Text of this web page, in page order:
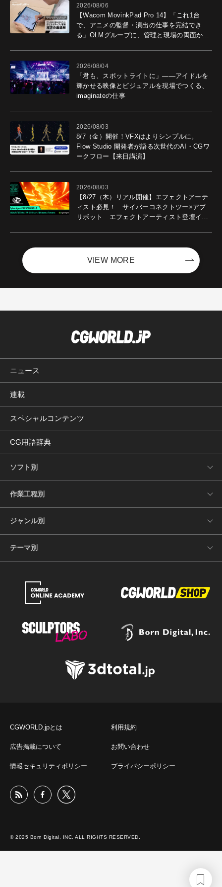
2026/08/06
【Wacom MovinkPad Pro 14】「これ1台
で、アニメの監督・演出の仕事を完結でき
る」OLMグループに、管理と現場の両面から
2026/08/04
「君も、スポットライトに」――アイドルを
輝かせる映像とビジュアルを現場でつくる、
imaginateの仕事
2026/08/03
8/7（金）開催！VFXはよりシンプルに。
Flow Studio 開発者が語る次世代のAI・CGワ
ークフロー【来日講演】
2026/08/03
【8/27（木）リアル開催】エフェクトアーテ
ィスト必見！ サイバーコネクトツー×アプ
リボット エフェクトアーティスト登壇イベ
VIEW MORE
ニュース
連載
スペシャルコンテンツ
CG用語辞典
ソフト別
作業工程別
ジャンル別
テーマ別
CGWORLD.jpとは 利用規約
広告掲載について お問い合わせ
情報セキュリティポリシー プライバシーポリシー
© 2025 Born Digital, INC. ALL RIGHTS RESERVED.